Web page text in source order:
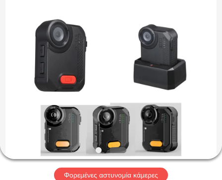
ΣΠΊΤΙ
ΠΡΟΪΌΝΤΑ
ΒΊΝΤΕΟ
ΕΚΠΟΜΠΉ
VR
Φορεμένες αστυνομία κάμερες